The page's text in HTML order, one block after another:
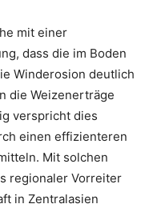
mit einer
dass die im Boden
Winderosion deutlich
die Weizenerträge
verspricht dies
einen effizienteren
Mit solchen
regionaler Vorreiter
in Zentralasien